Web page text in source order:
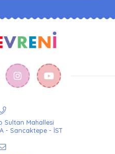
Sultan Mahallesi
- Sancaktepe - İST